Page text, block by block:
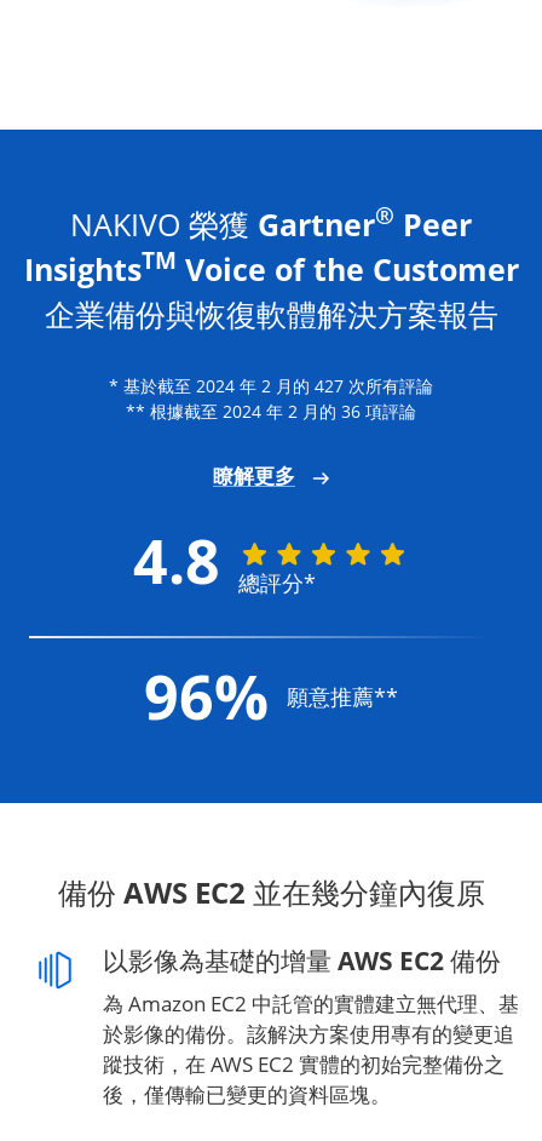
NAKIVO 榮獲 Gartner® Peer
InsightsTM Voice of the Customer
企業備份與恢復軟體解決方案報告
* 基於截至 2024 年 2 月的 427 次所有評論
** 根據截至 2024 年 2 月的 36 項評論
瞭解更多
4.8 總評分*
96% 願意推薦**
備份 AWS EC2 並在幾分鐘內復原
以影像為基礎的增量 AWS EC2 備份
為 Amazon EC2 中託管的實體建立無代理、基
於影像的備份。該解決方案使用專有的變更追
蹤技術，在 AWS EC2 實體的初始完整備份之
後，僅傳輸已變更的資料區塊。